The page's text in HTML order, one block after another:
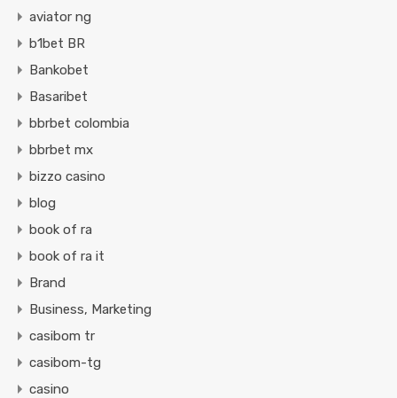
aviator ng
b1bet BR
Bankobet
Basaribet
bbrbet colombia
bbrbet mx
bizzo casino
blog
book of ra
book of ra it
Brand
Business, Marketing
casibom tr
casibom-tg
casino